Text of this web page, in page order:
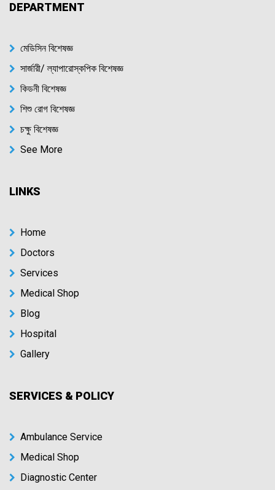
DEPARTMENT
মেডিসিন বিশেষজ্ঞ
সার্জারী/ ল্যাপারোস্কপিক বিশেষজ্ঞ
কিডনী বিশেষজ্ঞ
শিশু রোগ বিশেষজ্ঞ
চক্ষু বিশেষজ্ঞ
See More
LINKS
Home
Doctors
Services
Medical Shop
Blog
Hospital
Gallery
SERVICES & POLICY
Ambulance Service
Medical Shop
Diagnostic Center